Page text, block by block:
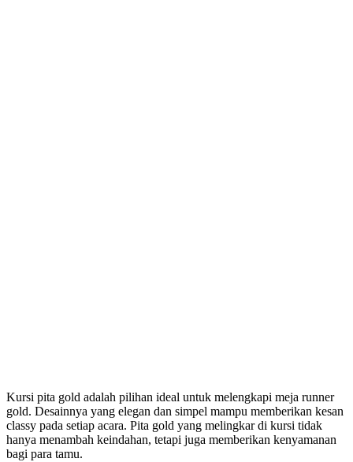
Kursi pita gold adalah pilihan ideal untuk melengkapi meja runner
gold. Desainnya yang elegan dan simpel mampu memberikan kesan
classy pada setiap acara. Pita gold yang melingkar di kursi tidak
hanya menambah keindahan, tetapi juga memberikan kenyamanan
bagi para tamu.